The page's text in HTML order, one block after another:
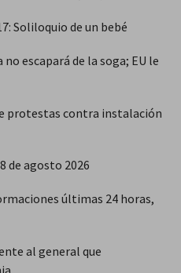
Soliloquio de un bebé
escapará de la soga; EU le
protestas contra instalación
de agosto 2026
últimas 24 horas,
al general que